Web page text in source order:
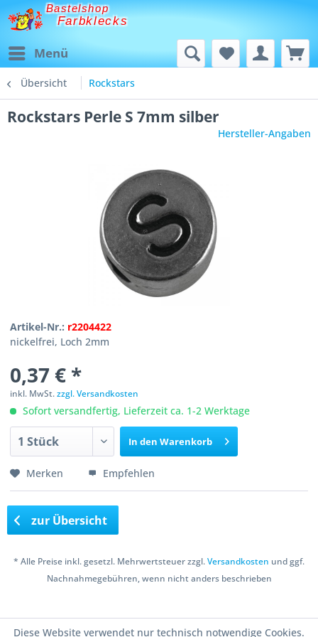
Bastelshop
Farbklecks
Menü
Übersicht Rockstars
Rockstars Perle S 7mm silber
Hersteller-Angaben
Artikel-Nr.: r2204422
nickelfrei, Loch 2mm
0,37 € *
inkl. MwSt.zzgl. Versandkosten
Sofort versandfertig, Lieferzeit ca. 1-2 Werktage
In den Warenkorb
Merken Empfehlen
zur Übersicht
* Alle Preise inkl. gesetzl. Mehrwertsteuer zzgl.Versandkosten und ggf.
Nachnahmegebühren, wenn nicht anders beschrieben
Diese Website verwendet nur technisch notwendige Cookies.